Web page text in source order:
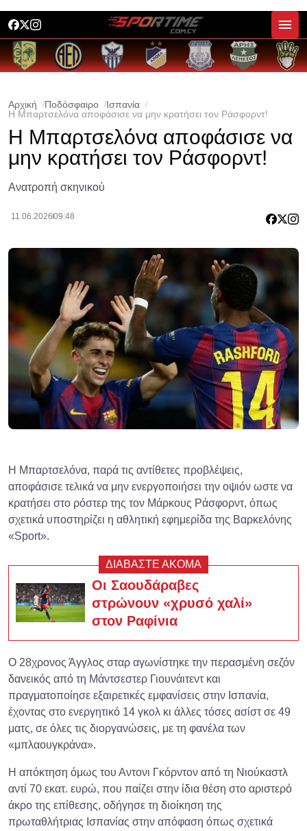
Αρχική Ποδόσφαιρο
Ισπανία
Η Μπαρτσελόνα αποφάσισε να μην κρατήσει τον Ράσφορντ!
Η Μπαρτσελόνα αποφάσισε να
μην κρατήσει τον Ράσφορντ!
Ανατροπή σκηνικού
11.06.202609:48
Η Μπαρτσελόνα, παρά τις αντίθετες προβλέψεις,
αποφάσισε τελικά να μην ενεργοποιήσει την οψιόν ωστε να
κρατήσει στο ρόστερ της τον Μάρκους Ράσφορντ, όπως
σχετικά υποστηρίζει η αθλητική εφημερίδα της Βαρκελόνης
«Sport».
ΔΙΑΒΑΣΤΕ ΑΚΟΜΑ
Οι Σαουδάραβες
στρώνουν «χρυσό χαλί»
στον Ραφίνια
Ο 28χρονος Άγγλος σταρ αγωνίστηκε την περασμένη σεζόν
δανεικός από τη Μάντσεστερ Γιουνάιτεντ και
πραγματοποίησε εξαιρετικές εμφανίσεις στην Ισπανία,
έχοντας στο ενεργητικό 14 γκολ κι άλλες τόσες ασίστ σε 49
ματς, σε όλες τις διοργανώσεις, με τη φανέλα των
«μπλαουγκράνα».
Η απόκτηση όμως του Αντονι Γκόρντον από τη Νιούκαστλ
αντί 70 εκατ. ευρώ, που παίζει στην ίδια θέση στο αριστερό
άκρο της επίθεσης, οδήγησε τη διοίκηση της
πρωταθλήτριας Ισπανίας στην απόφαση όπως σχετικά